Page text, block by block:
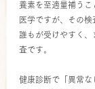
養素を至適量補うこ
医学ですが、その
誰もが受けやすく、
査です。
健康診断で「異常な